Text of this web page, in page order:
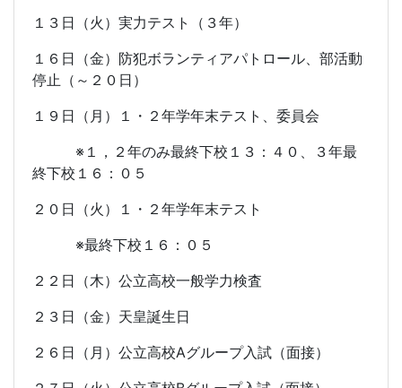
１３日（火）実力テスト（３年）
１６日（金）防犯ボランティアパトロール、部活動
停止（～２０日）
１９日（月）１・２年学年末テスト、委員会
※１，２年のみ最終下校１３：４０、３年最
終下校１６：０５
２０日（火）１・２年学年末テスト
※最終下校１６：０５
２２日（木）公立高校一般学力検査
２３日（金）天皇誕生日
２６日（月）公立高校Aグループ入試（面接）